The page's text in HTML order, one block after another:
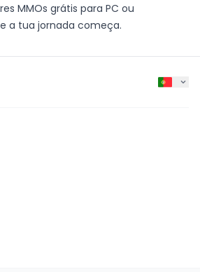
MMOs grátis para PC ou
a tua jornada começa.